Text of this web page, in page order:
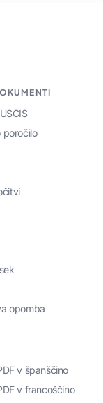
poročilo
opomba
v španščino
v francoščino